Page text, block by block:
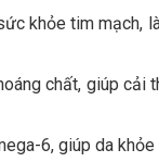
khỏe tim mạch,
chất, giúp
6, giúp da